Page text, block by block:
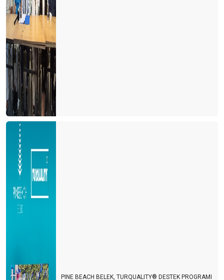
PINE BEACH BELEK, TURQUALITY® DESTEK PROGRAMI